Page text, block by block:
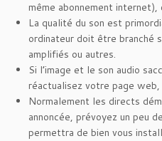
même abonnement internet),
La qualité du son est
ordinateur doit être branché
amplifiés ou autres.
Si l’image et le son audio
réactualisez votre page web,
Normalement les directs
annoncée, prévoyez un peu
permettra de bien vous